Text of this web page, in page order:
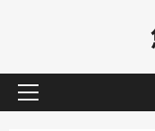
Primary